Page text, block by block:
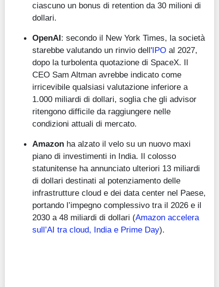
ciascuno un bonus di retention da 30 milioni di
dollari.
OpenAI: secondo il New York Times, la società
starebbe valutando un rinvio dell'IPO al 2027,
dopo la turbolenta quotazione di SpaceX. Il
CEO Sam Altman avrebbe indicato come
irricevibile qualsiasi valutazione inferiore a
1.000 miliardi di dollari, soglia che gli advisor
ritengono difficile da raggiungere nelle
condizioni attuali di mercato.
Amazon ha alzato il velo su un nuovo maxi
piano di investimenti in India. Il colosso
statunitense ha annunciato ulteriori 13 miliardi
di dollari destinati al potenziamento delle
infrastrutture cloud e dei data center nel Paese,
portando l’impegno complessivo tra il 2026 e il
2030 a 48 miliardi di dollari (Amazon accelera
sull’AI tra cloud, India e Prime Day).